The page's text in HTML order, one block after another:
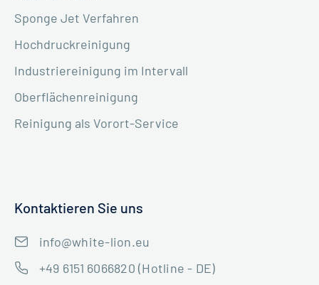
Sponge Jet Verfahren
Hochdruckreinigung
Industriereinigung im Intervall
Oberflächenreinigung
Reinigung als Vorort-Service
Kontaktieren Sie uns
info@white-lion.eu
+49 6151 6066820 (Hotline - DE)